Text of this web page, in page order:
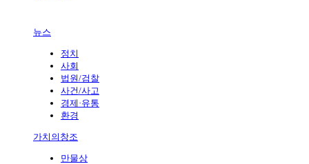
뉴스
정치
사회
법원/검찰
사건/사고
경제·유통
환경
가치의창조
만물상